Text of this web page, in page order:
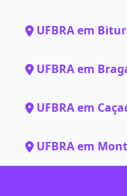
UFBRA em
UFBRA em
UFBRA em
UFBRA em